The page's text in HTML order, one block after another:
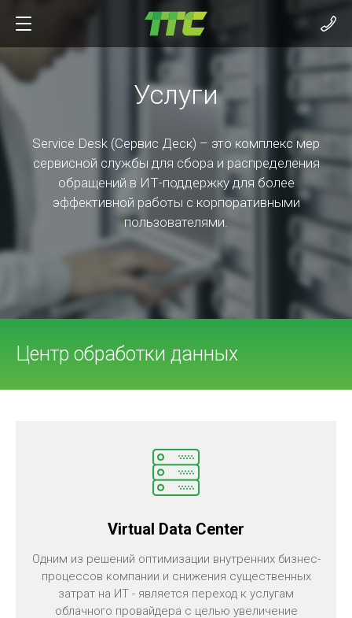
Услуги
Service Desk (Сервис Деск) – это комплекс мер
сервисной службы для сбора и распределения
обращений в ИТ-поддержку для более
эффективной работы с корпоративными
пользователями.
Центр обработки данных
Virtual Data Center
Одним из решений оптимизации внутренних бизнес-
процессов компании и снижения существенных
затрат на ИТ - является переход к услугам
облачного провайдера с целью увеличение